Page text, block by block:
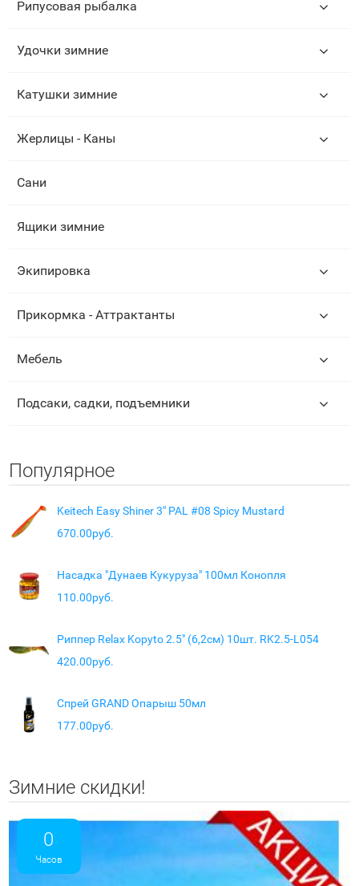
Рипусовая рыбалка
Удочки зимние
Катушки зимние
Жерлицы - Каны
Сани
Ящики зимние
Экипировка
Прикормка - Аттрактанты
Мебель
Подсаки, садки, подъемники
Популярное
Keitech Easy Shiner 3" PAL #08 Spicy Mustard
670.00руб.
Насадка "Дунаев Кукуруза" 100мл Конопля
110.00руб.
Риппер Relax Kopyto 2.5" (6,2см) 10шт. RK2.5-L054
420.00руб.
Спрей GRAND Опарыш 50мл
177.00руб.
Зимние скидки!
0
Часов